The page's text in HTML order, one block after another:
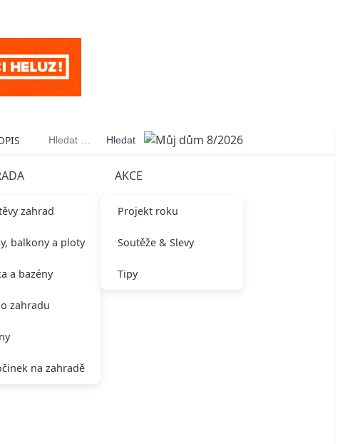
Vyhledávání
zahrad
balkony a ploty
a bazény
zahradu
na zahradě
AKCE
Projekt roku
Soutěže & Slevy
Tipy